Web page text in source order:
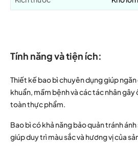
Tính năng và tiện ích:
Thiết kế bao bì chuyên dụng giúp ngăn
khuẩn, mầm bệnh và các tác nhân gây
toàn thực phẩm.
Bao bì có khả năng bảo quản tránh
giúp duy trì màu sắc và hương vị của